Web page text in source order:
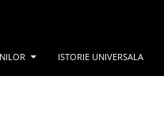
ISTORIE UNIVERSALA